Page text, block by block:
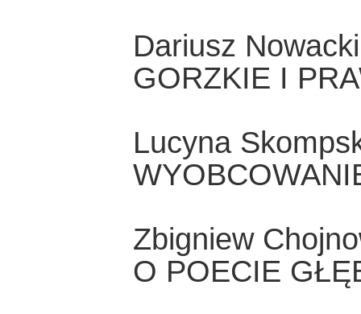
Dariusz Nowacki
GORZKIE I
Lucyna
Zbigniew
O POECIE